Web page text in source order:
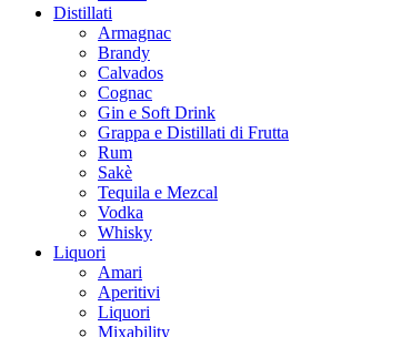
Distillati
Armagnac
Brandy
Calvados
Cognac
Gin e Soft Drink
Grappa e Distillati di Frutta
Rum
Sakè
Tequila e Mezcal
Vodka
Whisky
Liquori
Amari
Aperitivi
Liquori
Mixability